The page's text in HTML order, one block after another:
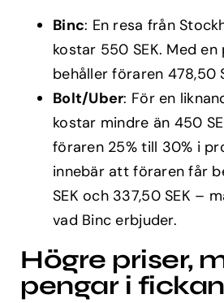
Binc: En resa från
kostar 550 SEK. Med en
behåller föraren 478,50
Bolt/Uber: För en
kostar mindre än 450
föraren 25% till 30% i
innebär att föraren får
SEK och 337,50 SEK –
vad Binc erbjuder.
Högre priser,
pengar i fickan